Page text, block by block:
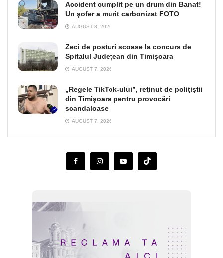
Accident cumplit pe un drum din Banat!
Un şofer a murit carbonizat FOTO
AUGUST 8, 2026
Zeci de posturi scoase la concurs de
Spitalul Județean din Timișoara
AUGUST 7, 2026
„Regele TikTok-ului”, reţinut de poliţiştii
din Timişoara pentru provocări
scandaloase
AUGUST 7, 2026